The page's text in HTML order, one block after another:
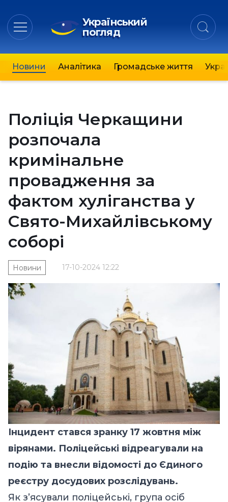
Український
погляд
Новини Аналітика Громадське життя
Поліція Черкащини
розпочала
кримінальне
провадження за
фактом хуліганства у
Свято-Михайлівському
соборі
17-10-2024 12:22
Новини
Інцидент стався зранку 17 жовтня між
вірянами. Поліцейські відреагували на
подію та внесли відомості до Єдиного
реєстру досудових розслідувань.
Як з’ясували поліцейські, група осіб